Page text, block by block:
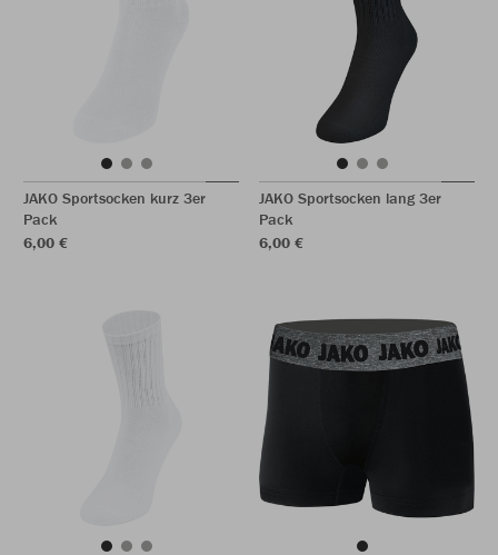
JAKO Sportsocken kurz 3er
Pack
6,00 €
JAKO Sportsocken lang 3er
Pack
6,00 €